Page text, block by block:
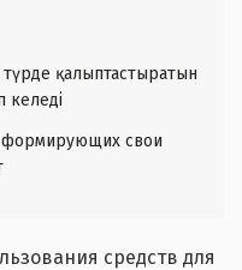
қалыптастыратын
келеді
формирующих свои
средств для